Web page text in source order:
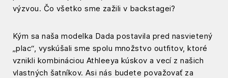
výzvou. Čo všetko sme zažili v backstagei?
Kým sa naša modelka Dada postavila pred nasvietený
„plac“, vyskúšali sme spolu množstvo outfitov, ktoré
vznikli kombináciou Athleeya kúskov a vecí z našich
vlastných šatníkov. Asi nás budete považovať za